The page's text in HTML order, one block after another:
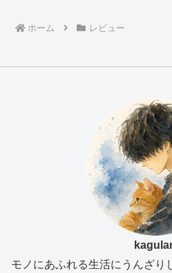
ホーム レビュー
モノにあふれる生活にうんざり